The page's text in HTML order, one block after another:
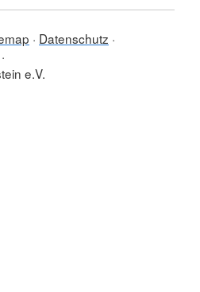
Datenschutz
e.V.